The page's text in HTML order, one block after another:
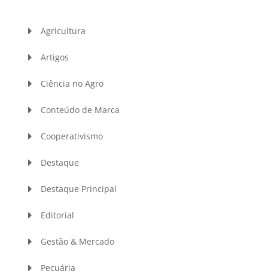
Agricultura
Artigos
Ciência no Agro
Conteúdo de Marca
Cooperativismo
Destaque
Destaque Principal
Editorial
Gestão & Mercado
Pecuária